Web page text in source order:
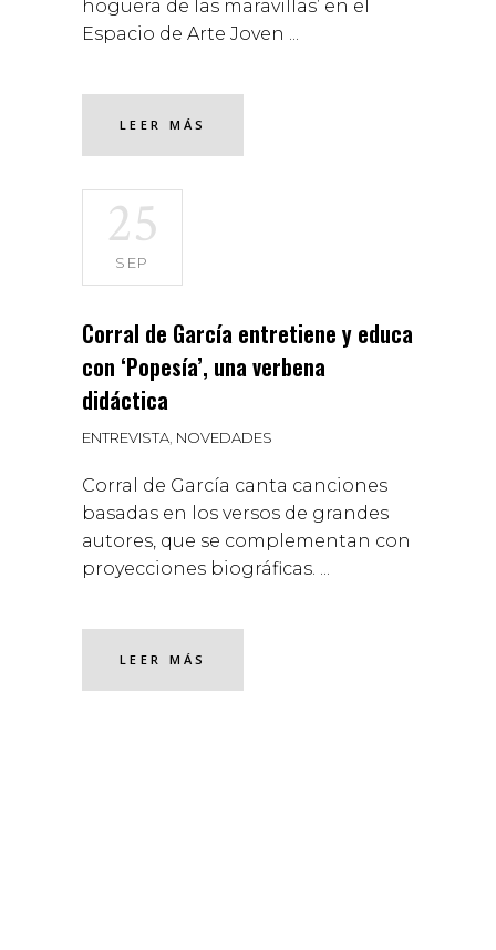
hoguera de las maravillas’ en el
Espacio de Arte Joven
LEER MÁS
25
SEP
Corral de García entretiene y educa
con ‘Popesía’, una verbena
didáctica
ENTREVISTA NOVEDADES
Corral de García canta canciones
basadas en los versos de grandes
autores, que se complementan con
proyecciones biográficas.
LEER MÁS